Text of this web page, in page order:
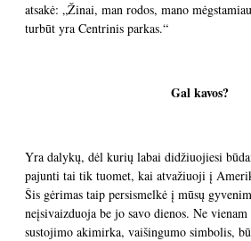
atsakė: „Žinai, man rodos, mano
turbūt yra Centrinis parkas.“
Gal kavos?
Yra dalykų, dėl kurių labai didžiuojiesi
pajunti tai tik tuomet, kai atvažiuoji į
Šis gėrimas taip persismelkė į mūsų
neįsivaizduoja be jo savo dienos. Ne
sustojimo akimirka, vaišingumo simbolis,